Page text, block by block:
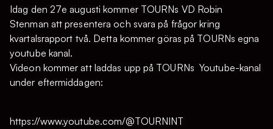
Idag den 27e augusti kommer TOURNs VD Robin
Stenman att presentera och svara på frågor kring
kvartalsrapport två. Detta kommer göras på TOURNs egna
youtube kanal.
Videon kommer att laddas upp på TOURNs Youtube-kanal
under eftermiddagen:
https://www.youtube.com/@TOURNINT